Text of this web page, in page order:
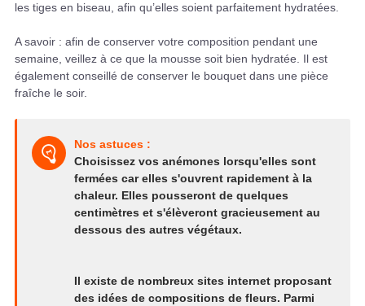
les tiges en biseau, afin qu’elles soient parfaitement hydratées.
A savoir : afin de conserver votre composition pendant une
semaine, veillez à ce que la mousse soit bien hydratée. Il est
également conseillé de conserver le bouquet dans une pièce
fraîche le soir.
Nos astuces :
Choisissez vos anémones lorsqu'elles sont
fermées car elles s'ouvrent rapidement à la
chaleur. Elles pousseront de quelques
centimètres et s'élèveront gracieusement au
dessous des autres végétaux.
Il existe de nombreux sites internet proposant
des idées de compositions de fleurs. Parmi